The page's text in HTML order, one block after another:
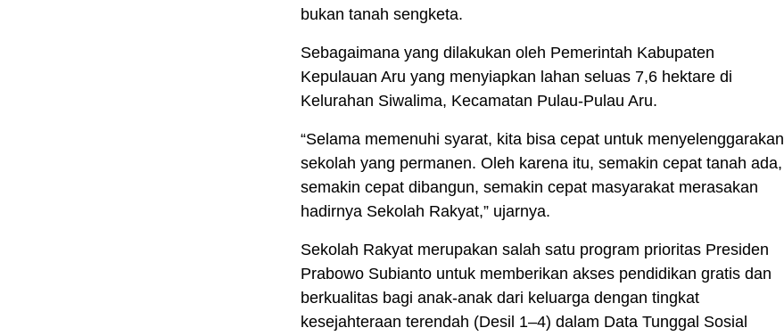
bukan tanah sengketa.
Sebagaimana yang dilakukan oleh Pemerintah Kabupaten
Kepulauan Aru yang menyiapkan lahan seluas 7,6 hektare di
Kelurahan Siwalima, Kecamatan Pulau-Pulau Aru.
“Selama memenuhi syarat, kita bisa cepat untuk menyelenggarakan
sekolah yang permanen. Oleh karena itu, semakin cepat tanah ada,
semakin cepat dibangun, semakin cepat masyarakat merasakan
hadirnya Sekolah Rakyat,” ujarnya.
Sekolah Rakyat merupakan salah satu program prioritas Presiden
Prabowo Subianto untuk memberikan akses pendidikan gratis dan
berkualitas bagi anak-anak dari keluarga dengan tingkat
kesejahteraan terendah (Desil 1–4) dalam Data Tunggal Sosial